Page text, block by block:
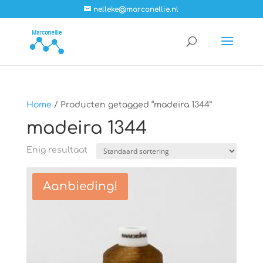
nelleke@marconellie.nl
Home / Producten getagged “madeira 1344”
madeira 1344
Enig resultaat
Aanbieding!